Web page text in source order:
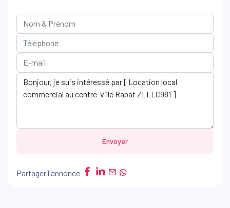
Envoyer
Partager l'annonce